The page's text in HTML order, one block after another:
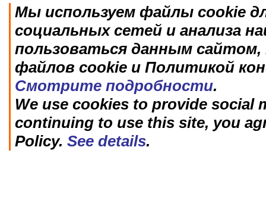
Мы используем файлы cookie
социальных сетей и анализа
пользоваться данным
файлов cookie и Политикой
Смотрите подробности.
We use cookies to provide social
continuing to use this site, you
Policy. See details.